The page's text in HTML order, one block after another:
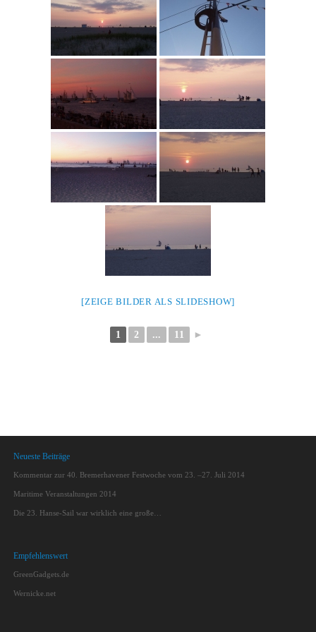
[ZEIGE BILDER ALS SLIDESHOW]
1 2 ... 11 ►
Neueste Beiträge
Kommentar zur 40. Bremerhavener Festwoche vom 23. –27. Juli 2014
Maritime Veranstaltungen 2014
Die 23. Hanse-Sail war wirklich eine große…
Empfehlenswert
GreenGadgets.de
Wernicke.net